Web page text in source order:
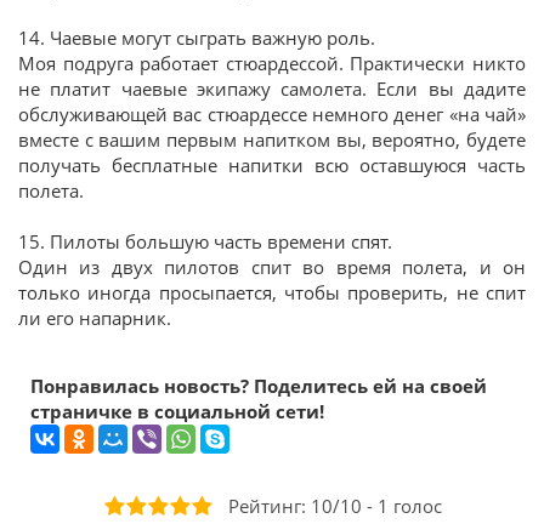
14. Чаевые могут сыграть важную роль.
Моя подруга работает стюардессой. Практически никто
не платит чаевые экипажу самолета. Если вы дадите
обслуживающей вас стюардессе немного денег «на чай»
вместе с вашим первым напитком вы, вероятно, будете
получать бесплатные напитки всю оставшуюся часть
полета.
15. Пилоты большую часть времени спят.
Один из двух пилотов спит во время полета, и он
только иногда просыпается, чтобы проверить, не спит
ли его напарник.
Понравилась новость? Поделитесь ей на своей
страничке в социальной сети!
Рейтинг: 10/10 - 1 голос